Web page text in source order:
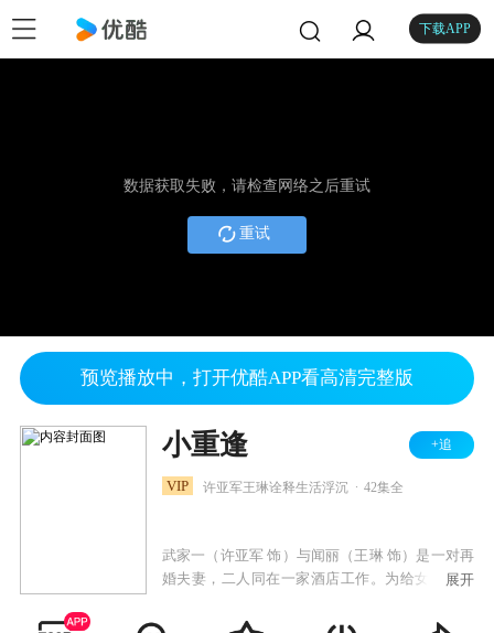
下载APP
数据获取失败，请检查网络之后重试
重试
预览播放中，打开优酷APP看高清完整版
小重逢 +追
VIP 许亚军王琳诠释生活浮沉 42集全
武家一（许亚军 饰）与闻丽（王琳 饰）是一对再
婚夫妻，二人同在一家酒店工作。为给女儿武爱
候陪伴女儿备战高考。不料，武家一病入膏肓的
展开